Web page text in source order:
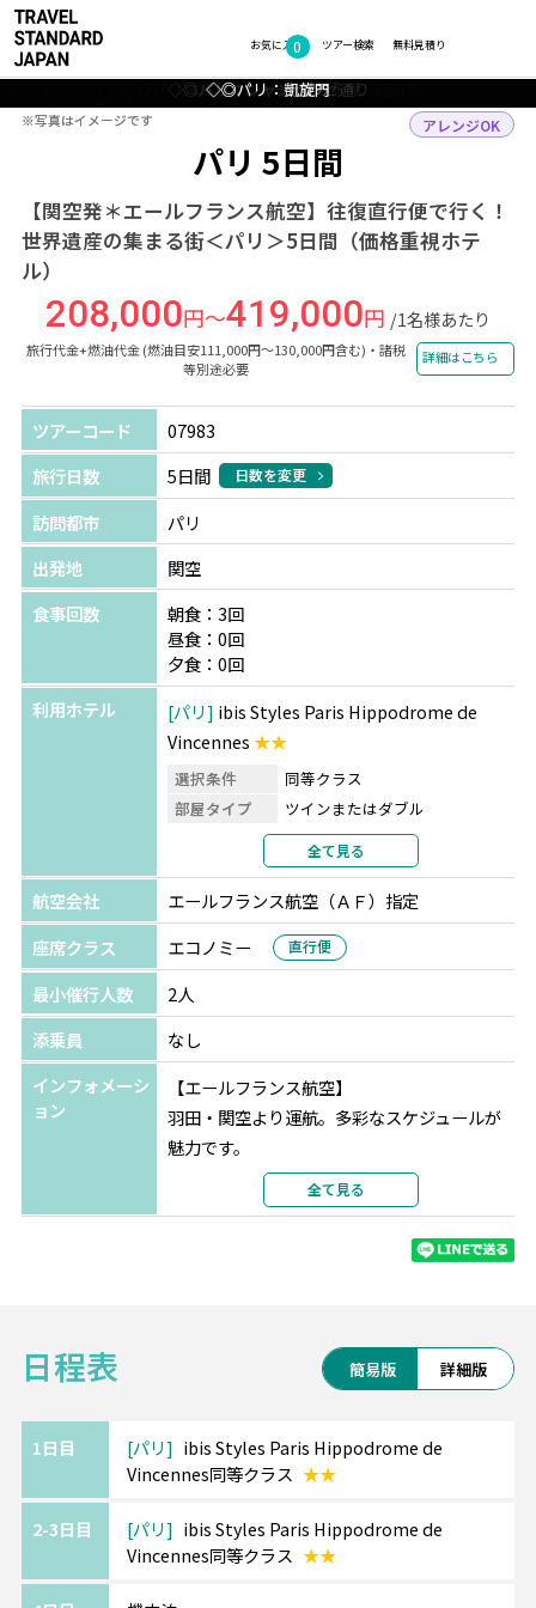
お気に入り
0 無料見積り
ツアー検索
フランス パリ ツアー詳細
パリ 5日間
【関空発＊エールフランス航空】往復直行便で行く！
世界遺産の集まる街＜パリ＞5日間（価格重視ホテ
ル）
アレンジOK
208,000円～419,000円 /1名様あたり
旅行代金+燃油代金 (燃油目安111,000円～130,000円含む)・諸税
等別途必要
詳細はこちら
◇◎パリ：シャンゼリゼ通りからの凱旋門
◇◎パリ：ルーブル美術館
◇◎パリ：シャンゼリゼ通り
◇◎パリ：街並み
◇◎パリ：凱旋門
フォトギャラリー
※写真はイメージです
※写真はイメージです
ツアーコード
07983
旅行日数
5日間 日数を変更
訪問都市
パリ
出発地
関空
食事回数
朝食：3回
昼食：0回
夕食：0回
利用ホテル
パリ
ibis Styles Paris Hippodrome de
Vincennes★★
選択条件
同等クラス
部屋タイプ
ツインまたはダブル
2名1室利用
部屋カテゴリ
全て見る
航空会社
エールフランス航空（ＡＦ）指定
座席クラス
エコノミー 直行便
最小催行人数
2人
添乗員
なし
インフォメーシ
ョン
【エールフランス航空】
羽田・関空より運航。多彩なスケジュールが
魅力です。
プレミアムエコノミークラスもお勧めです。
片道からお手配可能！
音楽･映画・ゲーム・テレビ番組など、
幅広い種類の機内エンターテインメントで空
《ツアーアレンジが得意です！》
欧州各都市との周遊アレンジや、宿泊数の変
ホテルアップグレード・変更もお問い合わせ
ください。
《ご利用ホテルについて》
ホテルは価額重視のクラスとなります。
全て見る
日程表 簡易版 詳細版
1日目 パリ
ibis Styles Paris Hippodrome de
Vincennes同等クラス ★★
2-3日目 パリ
ibis Styles Paris Hippodrome de
Vincennes同等クラス ★★